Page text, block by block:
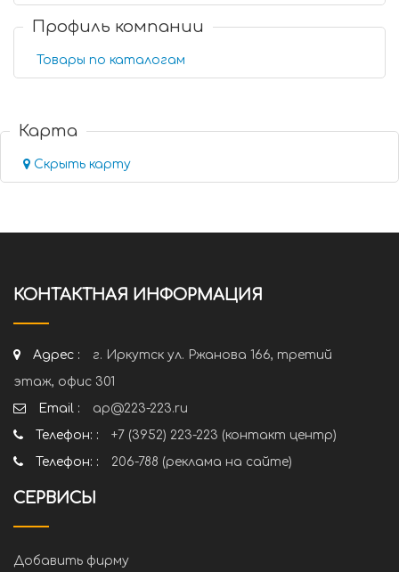
Профиль компании
Товары по каталогам
Карта
Скрыть карту
КОНТАКТНАЯ ИНФОРМАЦИЯ
Адрес :
г. Иркутск ул. Ржанова 166, третий
этаж, офис 301
Email :
ap@223-223.ru
Телефон: :
+7 (3952) 223-223 (контакт центр)
Телефон: :
206-788 (реклама на сайте)
СЕРВИСЫ
Добавить фирму